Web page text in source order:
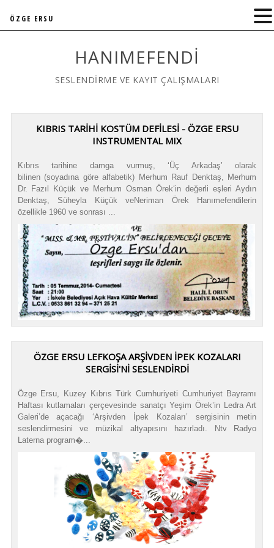
HANIMEFENDI
SESLENDİRME VE KAYIT ÇALIŞMALARI
KIBRIS TARİHİ KOSTÜM DEFİLESİ - ÖZGE ERSU
INSTRUMENTAL MIX
Kıbrıs tarihine damga vurmuş, ‘Üç Arkadaş’ olarak
bilinen (soyadına göre alfabetik) Merhum Rauf Denktaş, Merhum
Dr. Fazıl Küçük ve Merhum Osman Örek‘in değerli eşleri Aydın
Denktaş, Süheyla Küçük veNeriman Örek Hanımefendilerin
özellikle 1960 ve sonrası ...
ÖZGE ERSU LEFKOŞA ARŞİVDEN İPEK KOZALARI
SERGİSİ'Nİ SESLENDİRDİ
Özge Ersu, Kuzey Kıbrıs Türk Cumhuriyeti Cumhuriyet Bayramı
Haftası kutlamaları çerçevesinde sanatçı Yeşim Örek’in Ledra Art
Galeri’de açacağı ‘Arşivden İpek Kozaları’ sergisinin metin
seslendirmesini ve müzikal altyapısını hazırladı. Ntv Radyo
Laterna program�...
ÖZGE ERSU